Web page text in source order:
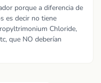
porque a diferencia de
es decir no tiene
Chloride,
que NO deberían